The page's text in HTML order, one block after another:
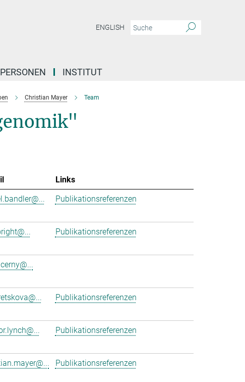
ENGLISH
PERSONEN INSTITUT
Christian Mayer Team
Links
Publikationsreferenzen
Publikationsreferenzen
Publikationsreferenzen
Publikationsreferenzen
Publikationsreferenzen